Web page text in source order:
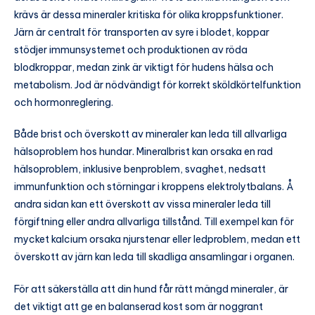
krävs är dessa mineraler kritiska för olika kroppsfunktioner.
Järn är centralt för transporten av syre i blodet, koppar
stödjer immunsystemet och produktionen av röda
blodkroppar, medan zink är viktigt för hudens hälsa och
metabolism. Jod är nödvändigt för korrekt sköldkörtelfunktion
och hormonreglering.
Både brist och överskott av mineraler kan leda till allvarliga
hälsoproblem hos hundar. Mineralbrist kan orsaka en rad
hälsoproblem, inklusive benproblem, svaghet, nedsatt
immunfunktion och störningar i kroppens elektrolytbalans. Å
andra sidan kan ett överskott av vissa mineraler leda till
förgiftning eller andra allvarliga tillstånd. Till exempel kan för
mycket kalcium orsaka njurstenar eller ledproblem, medan ett
överskott av järn kan leda till skadliga ansamlingar i organen.
För att säkerställa att din hund får rätt mängd mineraler, är
det viktigt att ge en balanserad kost som är noggrant